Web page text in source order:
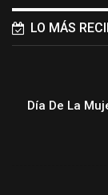
LO MÁS
Día De La